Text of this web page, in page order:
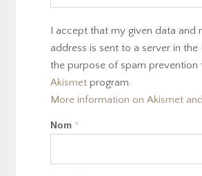
I accept that my given data and
address is sent to a server in the
the purpose of spam prevention
Akismetprogram.
More information on Akismet
Nom *